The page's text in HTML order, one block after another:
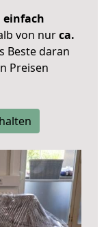
einfach
von nurca.
Beste daran
Preisen